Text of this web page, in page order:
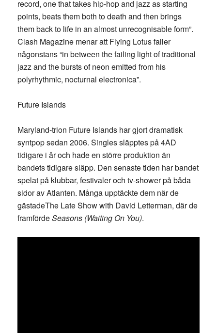
record, one that takes hip-hop and jazz as starting
points, beats them both to death and then brings
them back to life in an almost unrecognisable form”.
Clash Magazine menar att Flying Lotus faller
någonstans “in between the failing light of traditional
jazz and the bursts of neon emitted from his
polyrhythmic, nocturnal electronica”.
Future Islands
Maryland-trion Future Islands har gjort dramatisk
syntpop sedan 2006. Singles släpptes på 4AD
tidigare i år och hade en större produktion än
bandets tidigare släpp. Den senaste tiden har bandet
spelat på klubbar, festivaler och tv-shower på båda
sidor av Atlanten. Många upptäckte dem när de
gästadeThe Late Show with David Letterman, där de
framfördeSeasons (Waiting On You).